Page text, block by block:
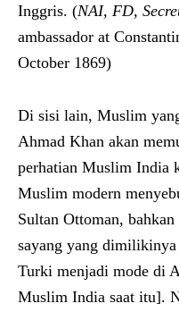
Inggris. (NAI, FD,
ambassador at
October 1869)
Di sisi lain, Muslim
Ahmad Khan akan
perhatian Muslim India
Muslim modern
Sultan Ottoman,
sayang yang
Turki menjadi mode di
Muslim India saat itu].